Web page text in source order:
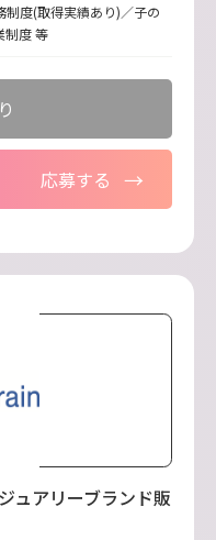
度(取得実績あり)／子の
制度 等
応募する
ュアリーブランド販